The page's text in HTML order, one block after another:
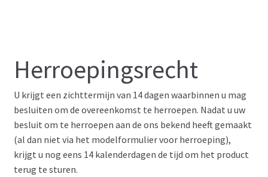
Privacybeleid
Algemene voorwaarden
Herroepingsrecht
U krijgt een zichttermijn van 14 dagen waarbinnen u mag
besluiten om de overeenkomst te herroepen. Nadat u uw
besluit om te herroepen aan de ons bekend heeft gemaakt
(al dan niet via het modelformulier voor herroeping),
krijgt u nog eens 14 kalenderdagen de tijd om het product
terug te sturen.